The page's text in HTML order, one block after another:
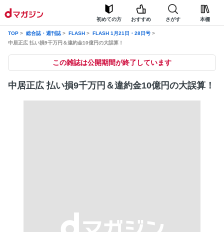
初めての方 おすすめ さがす 本棚
TOP 総合誌・週刊誌 FLASH
FLASH 1月21日・28日号
中居正広 払い損9千万円＆違約金10億円の大誤算！
この雑誌は公開期間が終了しています
中居正広 払い損9千万円＆違約金10億円の大誤算！